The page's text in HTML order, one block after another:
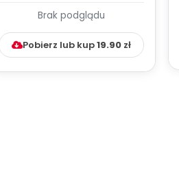
Kumpelkowo
Brak podglądu
Pobierz lub kup19.90 zł